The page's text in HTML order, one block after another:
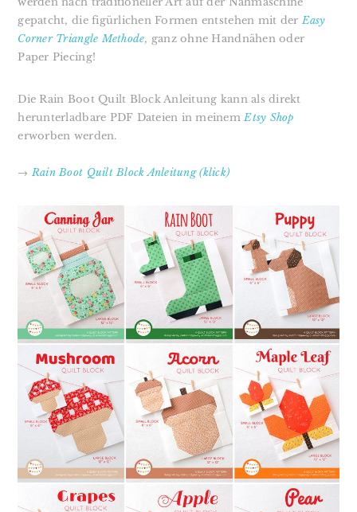
gepatcht, die figürlichen Formen entstehen mit der Easy
Corner Triangle Methode, ganz ohne Handnähen oder
Paper Piecing!
Die Rain Boot Quilt Block Anleitung kann alsdirekt
herunterladbare PDF Dateien in meinemEtsy Shop
erworben werden.
→ Rain Boot Quilt Block Anleitung (klick)